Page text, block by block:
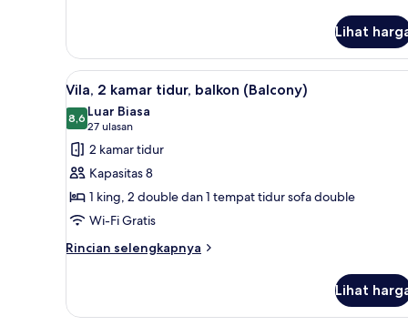
Vila,
kamar
tidur,
balkon
(Balcony)
Lihat
Lihat
semua
foto
untuk
Vila,
2
kamar
tidur,
balkon
Televisi plasma 55-inci
6
Vila, 2 kamar tidur, balkon (Balcony)
8,68,6 dari 10
Luar Biasa
27 ulasan
(27
ulasan)
2 kamar tidur
Kapasitas 8
1 king, 2 double dan 1 tempat tidur sofa double
Wi-Fi Gratis
Rincian selengkapnya
Rincian
Vila,
Lihat